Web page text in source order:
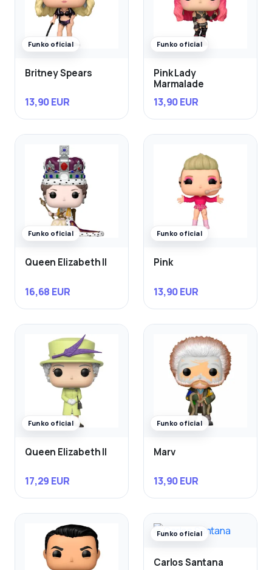
Funko oficial
Britney Spears
13,90 EUR
Funko oficial
Pink Lady
Marmalade
13,90 EUR
Funko oficial
Queen Elizabeth II
16,68 EUR
Funko oficial
Pink
13,90 EUR
Funko oficial
Queen Elizabeth II
17,29 EUR
Funko oficial
Marv
13,90 EUR
Funko oficial
Carlos Santana